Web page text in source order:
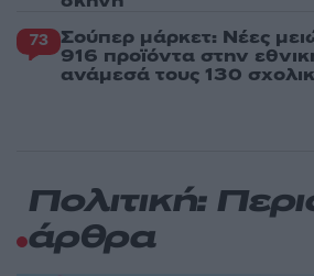
73 Σούπερ μάρκετ: Νέες
916 προϊόντα στην
ανάμεσά τους 130
Πολιτική:
άρθρα